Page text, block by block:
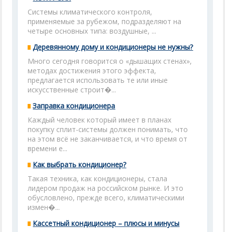
Системы климатического контроля,
применяемые за рубежом, подразделяют на
четыре основных типа: воздушные, ...
Деревянному дому и кондиционеры не нужны?
Много сегодня говорится о «дышащих стенах»,
методах достижения этого эффекта,
предлагается использовать те или иные
искусственные строит�...
Заправка кондиционера
Каждый человек который имеет в планах
покупку сплит-системы должен понимать, что
на этом всё не заканчивается, и что время от
времени е...
Как выбрать кондиционер?
Такая техника, как кондиционеры, стала
лидером продаж на российском рынке. И это
обусловлено, прежде всего, климатическими
измен�...
Кассетный кондиционер – плюсы и минусы